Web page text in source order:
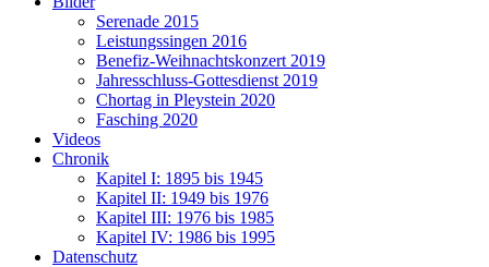
Serenade 2015
Leistungssingen 2016
Benefiz-Weihnachtskonzert 2019
Jahresschluss-Gottesdienst 2019
Chortag in Pleystein 2020
Fasching 2020
Videos
Chronik
Kapitel I: 1895 bis 1945
Kapitel II: 1949 bis 1976
Kapitel III: 1976 bis 1985
Kapitel IV: 1986 bis 1995
Datenschutz